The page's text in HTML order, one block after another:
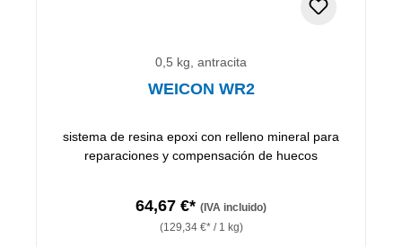
0,5 kg, antracita
WEICON WR2
sistema de resina epoxi con relleno mineral para
reparaciones y compensación de huecos
64,67 €* (IVA incluido)
(129,34 €* / 1 kg)